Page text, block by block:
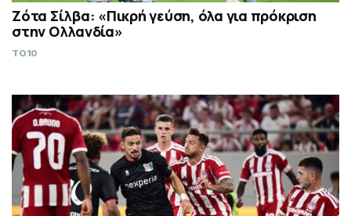
Ζότα Σίλβα: «Πικρή γεύση, όλα για πρόκριση
στην Ολλανδία»
TO10